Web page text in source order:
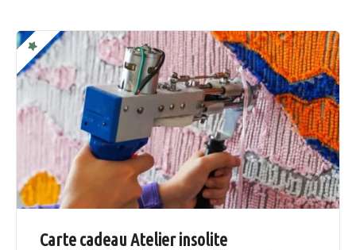
Carte cadeau Atelier insolite